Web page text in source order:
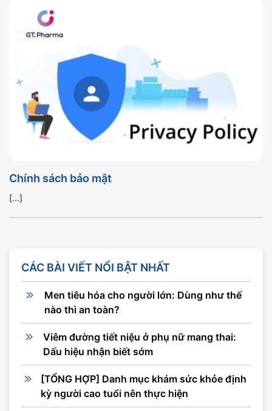
Chính sách bảo mật
[...]
CÁC BÀI VIẾT NỔI BẬT NHẤT
Men tiêu hóa cho người lớn: Dùng như thế
nào thì an toàn?
Viêm đường tiết niệu ở phụ nữ mang thai:
Dấu hiệu nhận biết sớm
[TỔNG HỢP] Danh mục khám sức khỏe định
kỳ người cao tuổi nên thực hiện